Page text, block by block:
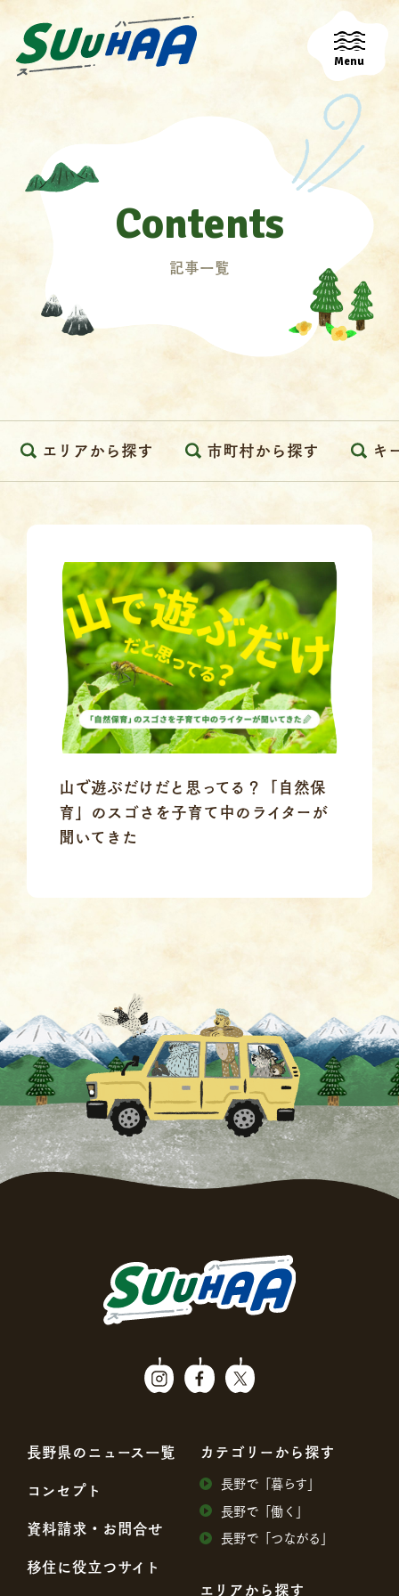
Menu
Contents
記事一覧
エリアから探す 市町村から探す キ
山で遊ぶだけだと思ってる？「自然保
育」のスゴさを子育て中のライターが
聞いてきた
⻑野県のニュース⼀覧
コンセプト
資料請求・お問合せ
移住に役⽴つサイト
カテゴリーから探す
⻑野で「暮らす」
⻑野で「働く」
⻑野で「つながる」
エリアから探す